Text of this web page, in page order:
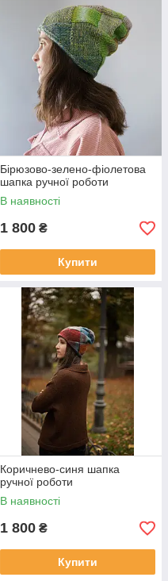
Бірюзово-зелено-фіолетова
шапка ручної роботи
В наявності
1 800 ₴
Купити
Коричнево-синя шапка
ручної роботи
В наявності
1 800 ₴
Купити